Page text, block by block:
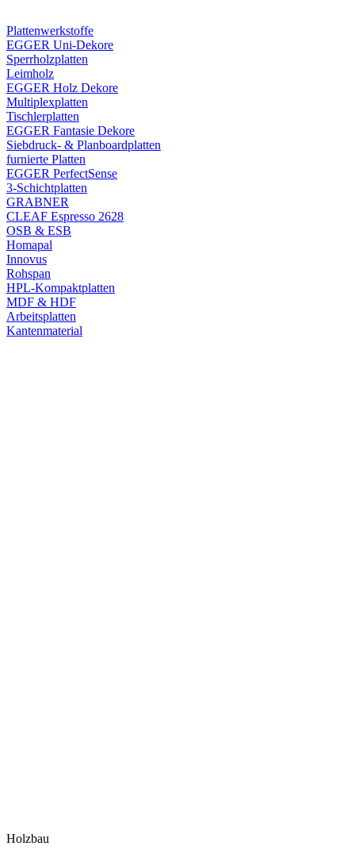
Plattenwerkstoffe
EGGER Uni-Dekore
Sperrholzplatten
Leimholz
EGGER Holz Dekore
Multiplexplatten
Tischlerplatten
EGGER Fantasie Dekore
Siebdruck- & Planboardplatten
furnierte Platten
EGGER PerfectSense
3-Schichtplatten
GRABNER
CLEAF Espresso 2628
OSB & ESB
Homapal
Innovus
Rohspan
HPL-Kompaktplatten
MDF & HDF
Arbeitsplatten
Kantenmaterial
Holzbau